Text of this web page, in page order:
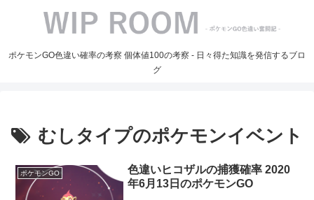
ポケモンGO色違い確率の考察 個体値100の考察 - 日々得た知識を発信するブロ
グ
むしタイプのポケモンイベント
ポケモンGO
色違いヒコザルの捕獲確率 2020
年6月13日のポケモンGO